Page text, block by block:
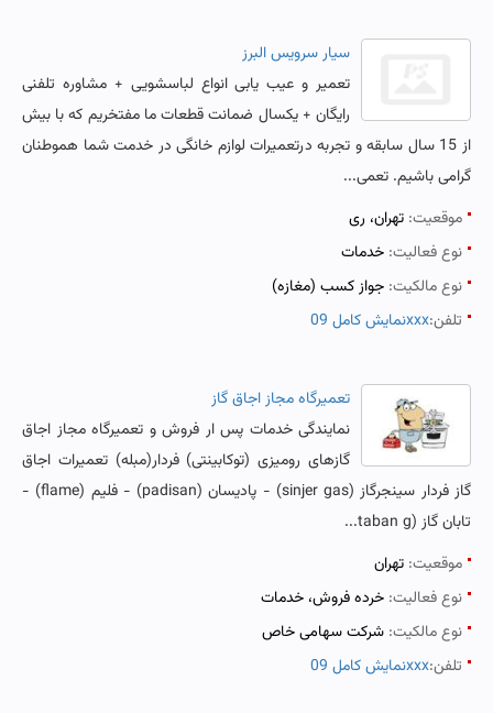
سیار سرویس البرز
تعمیر و عیب یابی انواع لباسشویی + مشاوره تلفنی
رایگان + یکسال ضمانت قطعات ما مفتخریم که با بیش
از 15 سال سابقه و تجربه درتعمیرات لوازم خانگی در خدمت شما هموطنان
گرامی باشیم. تعمی...
موقعیت: تهران، ری
نوع فعالیت: خدمات
نوع مالکیت: جواز کسب (مغازه)
تلفن:نمایش کامل 09xxx
تعمیرگاه مجاز اجاق گاز
نمایندگی خدمات پس ار فروش و تعمیرگاه مجاز اجاق
گازهای رومیزی (توکابینتی) فردار(مبله) تعمیرات اجاق
گاز فردار سینجرگاز (sinjer gas) - پادیسان (padisan) - فلیم (flame) -
تابان گاز (taban g...
موقعیت: تهران
نوع فعالیت: خرده فروش، خدمات
نوع مالکیت: شرکت سهامی خاص
تلفن:نمایش کامل 09xxx